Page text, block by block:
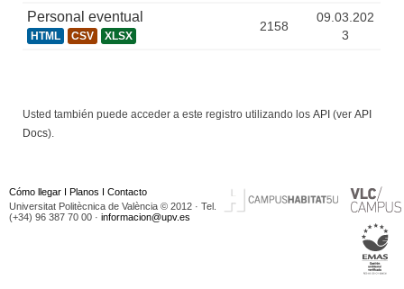
Personal eventual
HTML CSV XLSX
2158
09.03.202
3
Usted también puede acceder a este registro utilizando los API (ver API
Docs).
Cómo llegar I Planos I Contacto
Universitat Politècnica de València © 2012 · Tel.
(+34) 96 387 70 00 · informacion@upv.es